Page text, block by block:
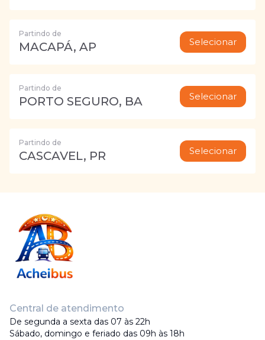
Partindo de
MACAPÁ, AP Selecionar
Partindo de
PORTO SEGURO, BA Selecionar
Partindo de
CASCAVEL, PR Selecionar
Central de atendimento
De segunda a sexta das 07 às 22h
Sábado, domingo e feriado das 09h às 18h